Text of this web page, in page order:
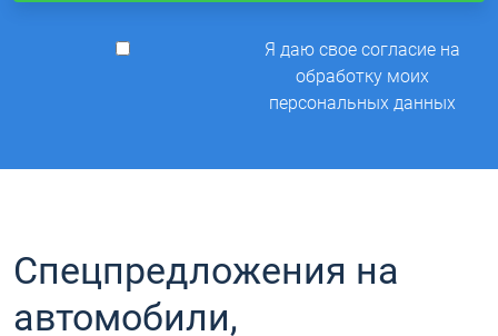
Я даю свое согласие на
обработку моих
персональных данных
Спецпредложения на
автомобили,